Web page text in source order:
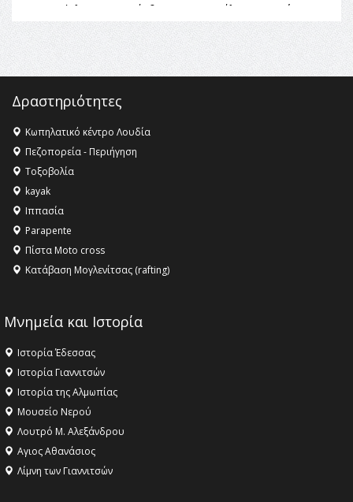
Όλυμπος: Εντάχθηκε στον Κατάλογο Παγκόσμιας
Κληρονομιάς της UNESCO – Ομόφωνη η απόφαση Ο
Όλυμπος αναγνωρίστηκε ως φυσικό και πολιτιστικό
αγαθό εξέχουσας οικουμενικής αξίας για την
ανθρωπότητα
16:18 -ΕΝΟΡΙΑΚΕΣ ΚΑΛΟΚΑΙΡΙΝΕΣ ΔΡΑΣΕΙΣ ΓΙΑ ΠΑΙΔΙΑ
ΣΤΗΝ ΕΔΕΣΣΑ
16:15 -Εργασίες συντήρησης οδοφωτισμού στην Ενωτική
Οδό Σίνδου από την Περιφέρεια Κεντρικής Μακεδονίας
11:36 -Λάκης Βασιλειάδης, Συνέντευξη PellaFm 103,3 για
το Μουσείο της Πέλλας, Λουτρά Πόζαρ και Χιονοδρομικό
18:09 -
όμορφο θερινό σινεμά της Ελλάδας!
Δραστηριότητες
Κωπηλατικό κέντρο Λουδία
Πεζοπορεία - Περιήγηση
Τοξοβολία
kayak
Ιππασία
Parapente
Πίστα Moto cross
Κατάβαση Μογλενίτσας (rafting)
Μνημεία και Ιστορία
Ιστορία Έδεσσας
Ιστορία Γιαννιτσών
Ιστορία της Αλμωπίας
Μουσείο Νερού
Λουτρό Μ. Αλεξάνδρου
Αγιος Αθανάσιος
Λίμνη των Γιαννιτσών